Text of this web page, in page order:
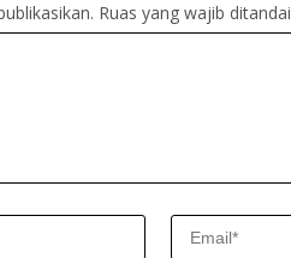
Ruas yang wajib ditandai